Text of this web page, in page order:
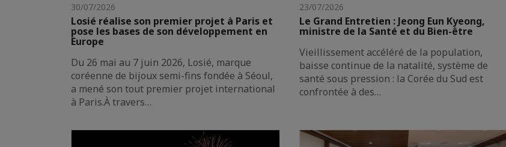
30/07/2026
Losié réalise son premier projet à Paris et
pose les bases de son développement en
Europe
Du 26 mai au 7 juin 2026, Losié, marque
coréenne de bijoux semi-fins fondée à Séoul,
a mené son tout premier projet international
à Paris.À travers…
23/07/2026
Le Grand Entretien : Jeong Eun Kyeong,
ministre de la Santé et du Bien-être
Vieillissement accéléré de la population,
baisse continue de la natalité, système de
santé sous pression : la Corée du Sud est
confrontée à des…